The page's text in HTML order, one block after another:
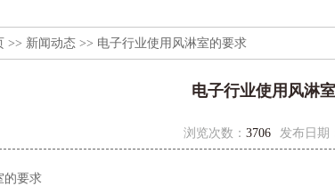
>> 新闻动态 >> 电子行业使用风淋室的要求
电子行业使用风淋
浏览次数： 3706 发布日期
的要求